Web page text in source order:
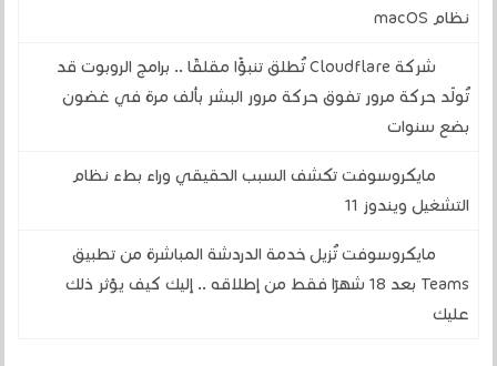
نظام macOS
شركة Cloudflare تُطلق تنبؤًا مقلقًا .. برامج الروبوت قد
تُولّد حركة مرور تفوق حركة مرور البشر بألف مرة في غضون
بضع سنوات
مايكروسوفت تكشف السبب الحقيقي وراء بطء نظام
التشغيل ويندوز 11
مايكروسوفت تُزيل خدمة الدردشة المباشرة من تطبيق
Teams بعد 18 شهرًا فقط من إطلاقه .. إليك كيف يؤثر ذلك
عليك